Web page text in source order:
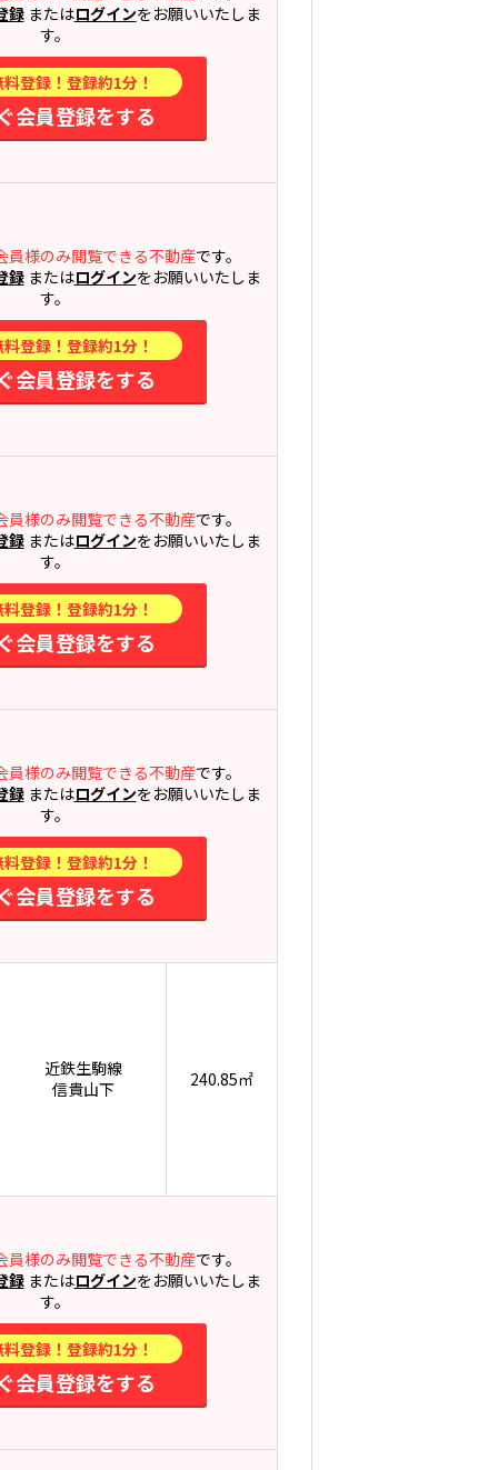
録またはログインをお願いいたしま
す。
登録！登録約1分！
会員登録をする
員様のみ閲覧できる不動産です。
録またはログインをお願いいたしま
す。
登録！登録約1分！
会員登録をする
員様のみ閲覧できる不動産です。
録またはログインをお願いいたしま
す。
登録！登録約1分！
会員登録をする
員様のみ閲覧できる不動産です。
録またはログインをお願いいたしま
す。
登録！登録約1分！
会員登録をする
近鉄生駒線
信貴山下
240.85㎡
員様のみ閲覧できる不動産です。
録またはログインをお願いいたしま
す。
登録！登録約1分！
会員登録をする